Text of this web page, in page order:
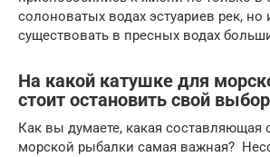
солоноватых водах эстуариев рек, но
существовать в пресных водах
На какой катушке для
стоит остановить свой выбор
Как вы думаете, какая составляющая
морской рыбалки самая важная?